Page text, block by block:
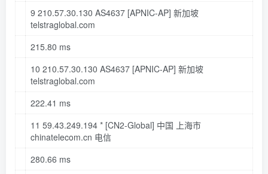
9 210.57.30.130 AS4637 [APNIC-AP] 新加坡
telstraglobal.com
215.80 ms
10 210.57.30.130 AS4637 [APNIC-AP] 新加坡
telstraglobal.com
222.41 ms
11 59.43.249.194 * [CN2-Global] 中国 上海市
chinatelecom.cn 电信
280.66 ms